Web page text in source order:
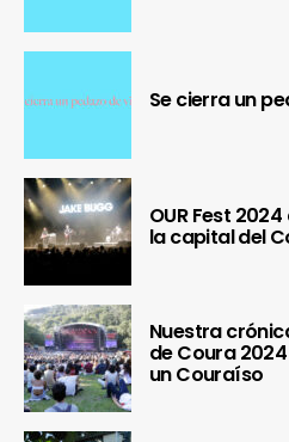
Se cierra un
OUR Fest
la capital del
Nuestra
de Coura
un Couraíso